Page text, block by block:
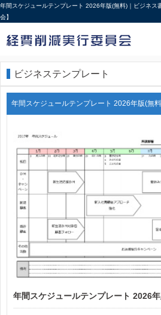
年間スケジュールテンプレート 2026年版(無料)｜ビジネス
会】
ビジネステンプレート
年間スケジュールテンプレート 2026年版(無
年間スケジュールテンプレート 2026